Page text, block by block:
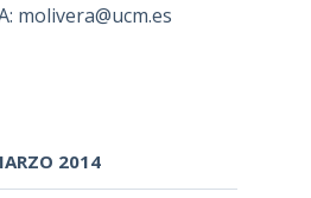
molivera@ucm.es
2014